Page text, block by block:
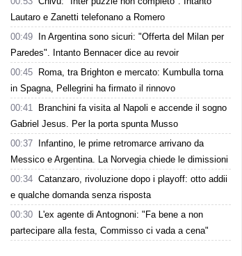
Lautaro e Zanetti telefonano a Romero
00:49
In Argentina sono sicuri: "Offerta del Milan per
Paredes". Intanto Bennacer dice au revoir
00:45
Roma, tra Brighton e mercato: Kumbulla torna
in Spagna, Pellegrini ha firmato il rinnovo
00:41
Branchini fa visita al Napoli e accende il sogno
Gabriel Jesus. Per la porta spunta Musso
00:37
Infantino, le prime retromarce arrivano da
Messico e Argentina. La Norvegia chiede le dimissioni
00:34 Catanzaro, rivoluzione dopo i playoff: otto addii
e qualche domanda senza risposta
00:30
L'ex agente di Antognoni: "Fa bene a non
partecipare alla festa, Commisso ci vada a cena"